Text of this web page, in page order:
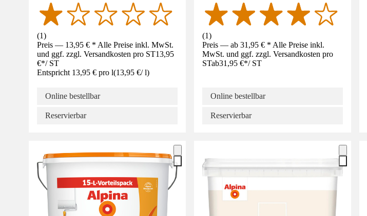
(1)
Preis — 13,95 € * Alle Preise inkl. MwSt.
und ggf. zzgl. Versandkosten pro ST13,95
€*/ ST
Entspricht 13,95 € pro l(13,95 €/ l)
Online bestellbar
Reservierbar
(1)
Preis — ab 31,95 € * Alle Preise inkl.
MwSt. und ggf. zzgl. Versandkosten pro
STab31,95 €*/ ST
Online bestellbar
Reservierbar